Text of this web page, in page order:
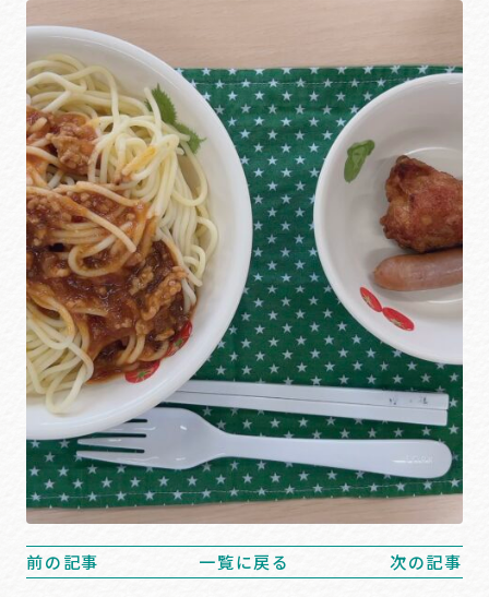
前の記事 一覧に戻る 次の記事